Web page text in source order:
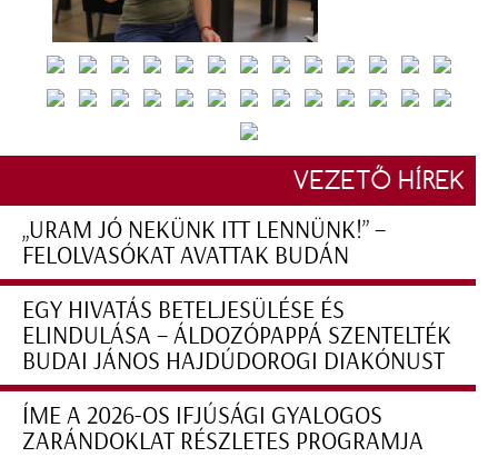
VEZETŐ HÍREK
„URAM JÓ NEKÜNK ITT LENNÜNK!” –
FELOLVASÓKAT AVATTAK BUDÁN
EGY HIVATÁS BETELJESÜLÉSE ÉS
ELINDULÁSA – ÁLDOZÓPAPPÁ SZENTELTÉK
BUDAI JÁNOS HAJDÚDOROGI DIAKÓNUST
ÍME A 2026-OS IFJÚSÁGI GYALOGOS
ZARÁNDOKLAT RÉSZLETES PROGRAMJA